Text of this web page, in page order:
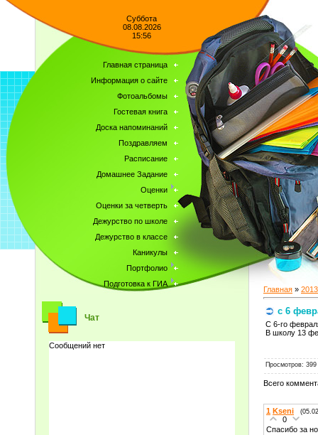
Суббота
08.08.2026
15:56
Главная страница
Информация о сайте
Фотоальбомы
Гостевая книга
Доска напоминаний
Поздравляем
Расписание
Домашнее Задание
Оценки
Оценки за четверть
Дежурство по школе
Дежурство в классе
Каникулы
Портфолио
Подготовка к ГИА
Чат
Главная » 2013
с 6
С 6-го
В школу 13
Просмотров:
Всего
1 Kseni
0
Спасибо за